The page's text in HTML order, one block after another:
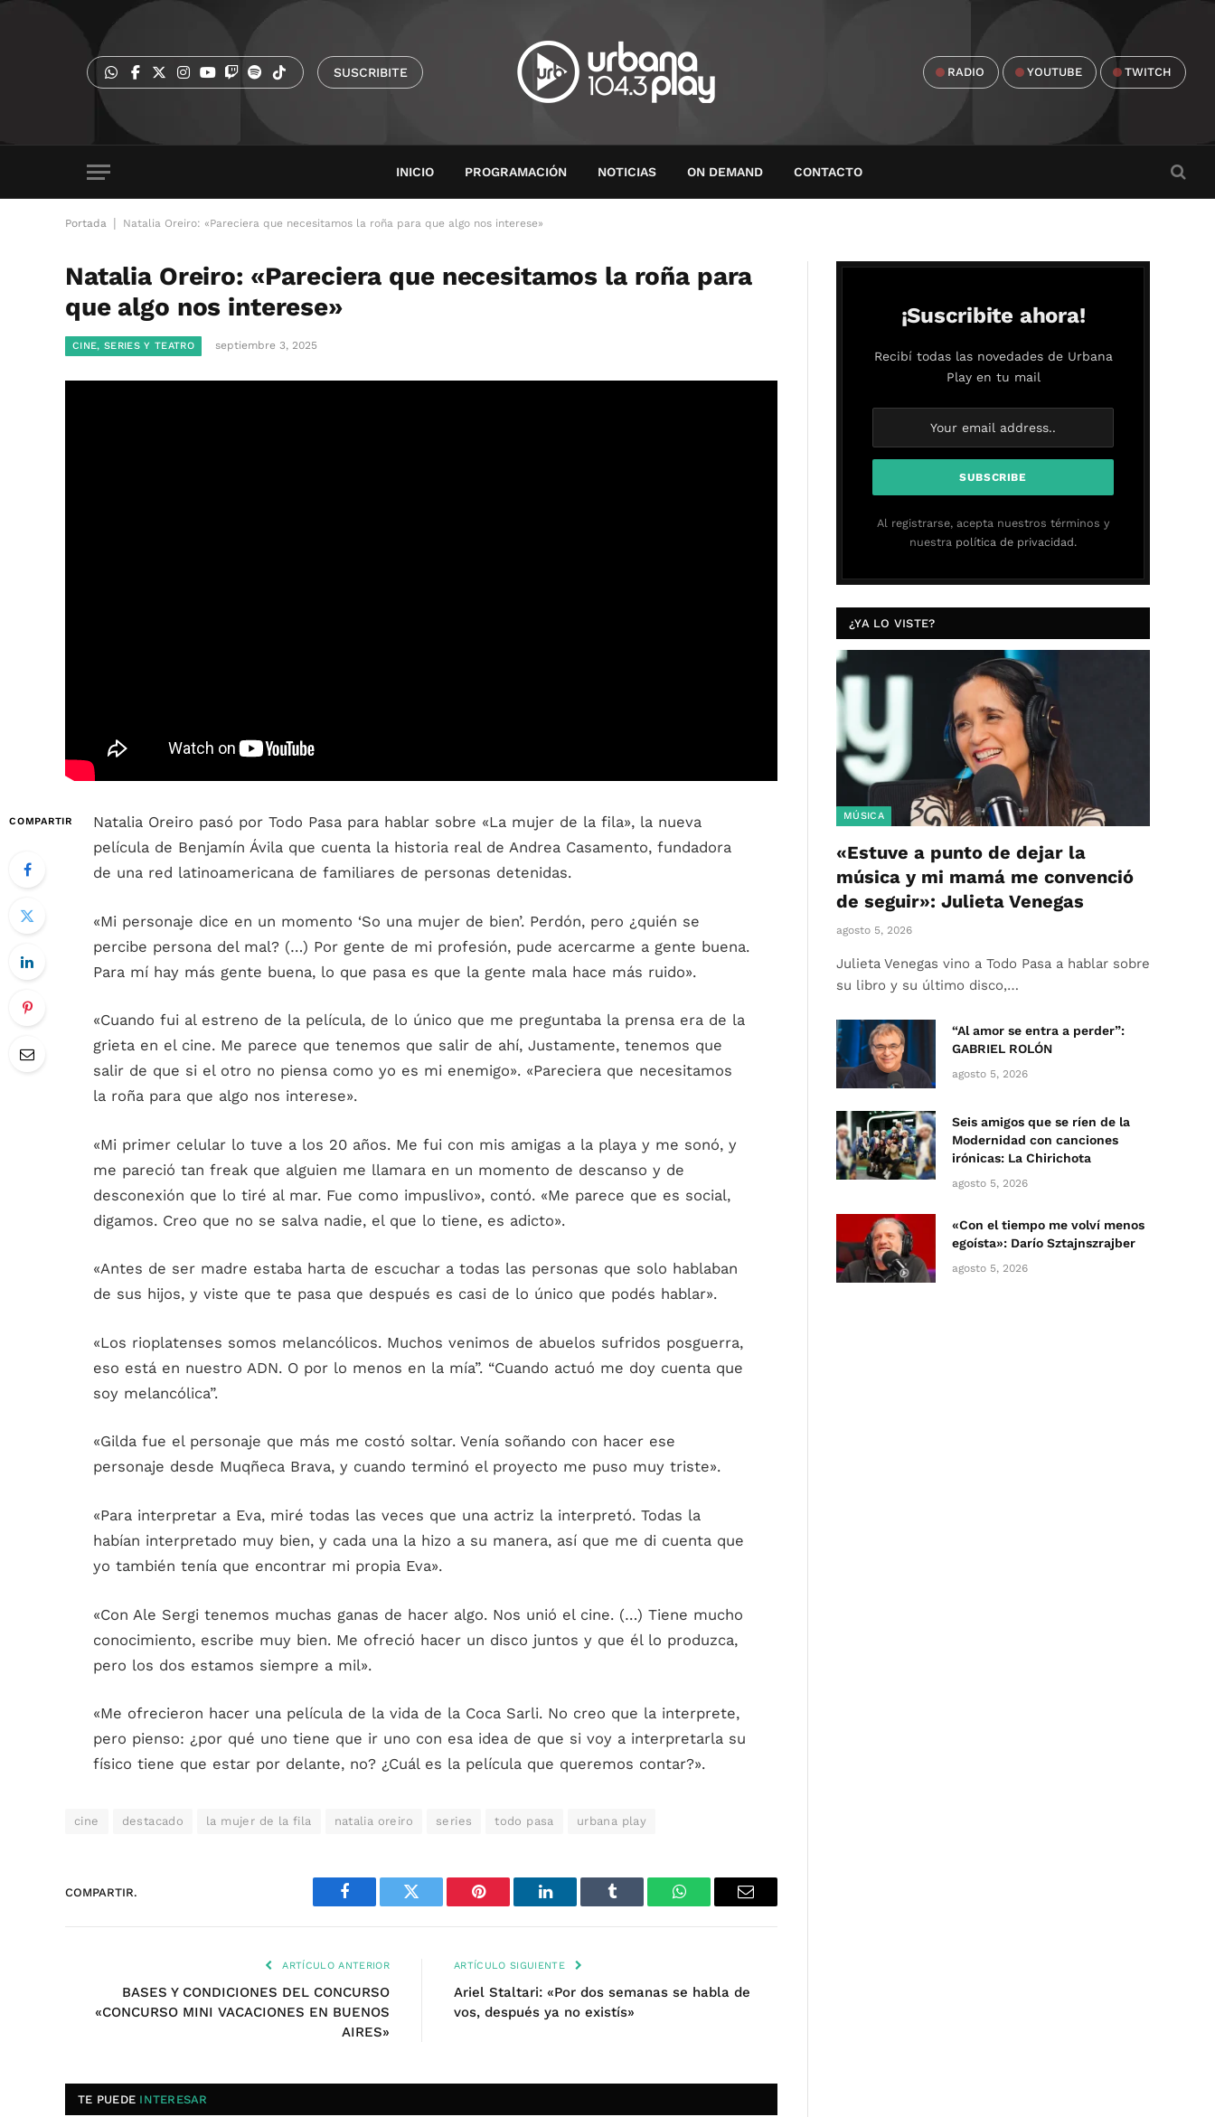
SUSCRIBITE RADIO YOUTUBE TWITCH
INICIO PROGRAMACIÓN NOTICIAS ON DEMAND CONTACTO
Portada Natalia Oreiro: «Pareciera que necesitamos la roña para que algo nos interese»
Natalia Oreiro: «Pareciera que necesitamos la roña para
que algo nos interese»
CINE, SERIES Y TEATRO septiembre 3, 2025
COMPARTIR
Natalia Oreiro pasó por Todo Pasa para hablar sobre «La mujer de la fila», la nueva
película de Benjamín Ávila que cuenta la historia real de Andrea Casamento, fundadora
de una red latinoamericana de familiares de personas detenidas.
«Mi personaje dice en un momento ‘So una mujer de bien’. Perdón, pero ¿quién se
percibe persona del mal? (…) Por gente de mi profesión, pude acercarme a gente buena.
Para mí hay más gente buena, lo que pasa es que la gente mala hace más ruido».
«Cuando fui al estreno de la película, de lo único que me preguntaba la prensa era de la
grieta en el cine. Me parece que tenemos que salir de ahí, Justamente, tenemos que
salir de que si el otro no piensa como yo es mi enemigo». «Pareciera que necesitamos
la roña para que algo nos interese».
«Mi primer celular lo tuve a los 20 años. Me fui con mis amigas a la playa y me sonó, y
me pareció tan freak que alguien me llamara en un momento de descanso y de
desconexión que lo tiré al mar. Fue como impuslivo», contó. «Me parece que es social,
digamos. Creo que no se salva nadie, el que lo tiene, es adicto».
«Antes de ser madre estaba harta de escuchar a todas las personas que solo hablaban
de sus hijos, y viste que te pasa que después es casi de lo único que podés hablar».
«Los rioplatenses somos melancólicos. Muchos venimos de abuelos sufridos posguerra,
eso está en nuestro ADN. O por lo menos en la mía”. “Cuando actuó me doy cuenta que
soy melancólica”.
«Gilda fue el personaje que más me costó soltar. Venía soñando con hacer ese
personaje desde Muqñeca Brava, y cuando terminó el proyecto me puso muy triste».
«Para interpretar a Eva, miré todas las veces que una actriz la interpretó. Todas la
habían interpretado muy bien, y cada una la hizo a su manera, así que me di cuenta que
yo también tenía que encontrar mi propia Eva».
«Con Ale Sergi tenemos muchas ganas de hacer algo. Nos unió el cine. (…) Tiene mucho
conocimiento, escribe muy bien. Me ofreció hacer un disco juntos y que él lo produzca,
pero los dos estamos siempre a mil».
«Me ofrecieron hacer una película de la vida de la Coca Sarli. No creo que la interprete,
pero pienso: ¿por qué uno tiene que ir uno con esa idea de que si voy a interpretarla su
físico tiene que estar por delante, no? ¿Cuál es la película que queremos contar?».
cine destacado la mujer de la fila natalia oreiro series todo pasa urbana play
COMPARTIR.
Facebook Twitter Pinterest LinkedIn Tumblr WhatsAppEmail
ARTÍCULO ANTERIOR
BASES Y CONDICIONES DEL CONCURSO
«CONCURSO MINI VACACIONES EN BUENOS
AIRES»
ARTÍCULO SIGUIENTE
Ariel Staltari: «Por dos semanas se habla de
vos, después ya no existís»
TE PUEDE INTERESAR
¡Suscribite ahora!
Recibí todas las novedades de Urbana
Play en tu mail
Al registrarse, acepta nuestros términos y
nuestra política de privacidad.
¿YA LO VISTE?
MÚSICA
«Estuve a punto de dejar la
música y mi mamá me convenció
de seguir»: Julieta Venegas
agosto 5, 2026
Julieta Venegas vino a Todo Pasa a hablar sobre
su libro y su último disco,…
“Al amor se entra a perder”:
GABRIEL ROLÓN
agosto 5, 2026
Seis amigos que se ríen de la
Modernidad con canciones
irónicas: La Chirichota
agosto 5, 2026
«Con el tiempo me volví menos
egoísta»: Darío Sztajnszrajber
agosto 5, 2026